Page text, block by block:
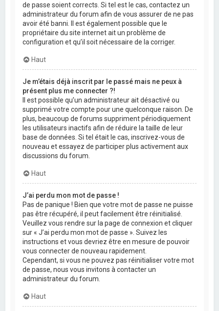
de passe soient corrects. Si tel est le cas, contactez un
administrateur du forum afin de vous assurer de ne pas
avoir été banni. Il est également possible que le
propriétaire du site internet ait un problème de
configuration et qu’il soit nécessaire de la corriger.
Haut
Je m’étais déjà inscrit par le passé mais ne peux à
présent plus me connecter ?!
Il est possible qu’un administrateur ait désactivé ou
supprimé votre compte pour une quelconque raison. De
plus, beaucoup de forums suppriment périodiquement
les utilisateurs inactifs afin de réduire la taille de leur
base de données. Si tel était le cas, inscrivez-vous de
nouveau et essayez de participer plus activement aux
discussions du forum.
Haut
J’ai perdu mon mot de passe !
Pas de panique ! Bien que votre mot de passe ne puisse
pas être récupéré, il peut facilement être réinitialisé.
Veuillez vous rendre sur la page de connexion et cliquer
sur « J’ai perdu mon mot de passe ». Suivez les
instructions et vous devriez être en mesure de pouvoir
vous connecter de nouveau rapidement.
Cependant, si vous ne pouvez pas réinitialiser votre mot
de passe, nous vous invitons à contacter un
administrateur du forum.
Haut